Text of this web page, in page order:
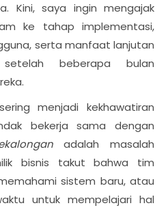
Kini, saya ingin mengajak
ke tahap implementasi,
serta manfaat lanjutan
beberapa bulan
menjadi kekhawatiran
bekerja sama dengan
adalah masalah
bisnis takut bahwa tim
sistem baru, atau
untuk mempelajari hal